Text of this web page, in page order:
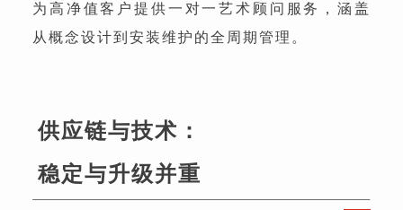
为高净值客户提供一对一艺术顾问服务，涵盖
从概念设计到安装维护的全周期管理。
供应链与技术：
稳定与升级并重